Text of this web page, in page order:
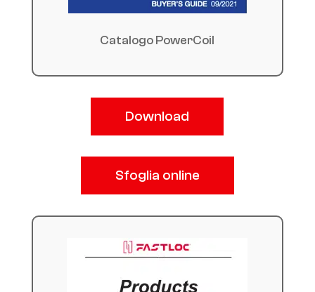
Catalogo PowerCoil
Download
Sfoglia online